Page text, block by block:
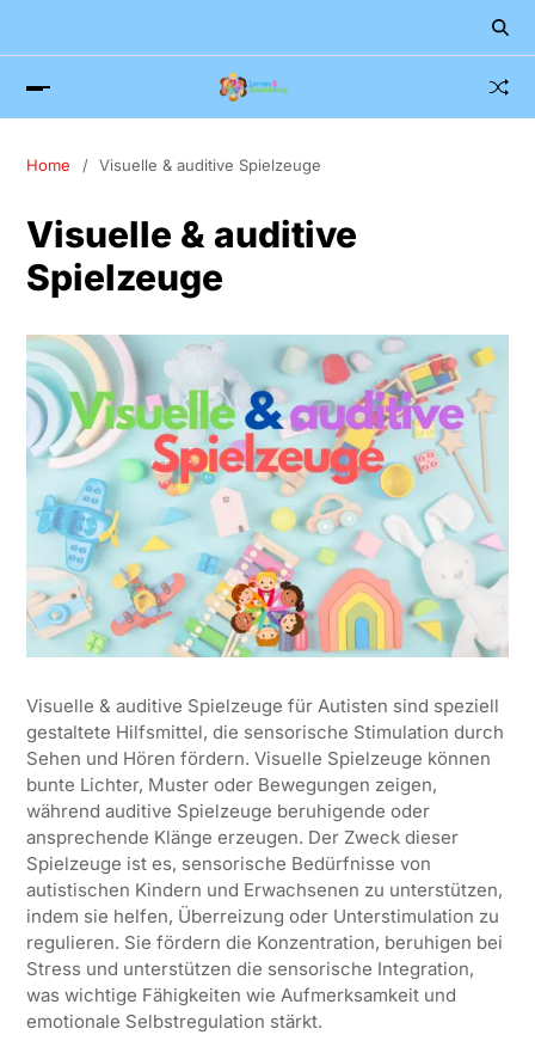
Home Visuelle & auditive Spielzeuge
Visuelle & auditive
Spielzeuge
Visuelle & auditive Spielzeuge für Autisten sind speziell
gestaltete Hilfsmittel, die sensorische Stimulation durch
Sehen und Hören fördern. Visuelle Spielzeuge können
bunte Lichter, Muster oder Bewegungen zeigen,
während auditive Spielzeuge beruhigende oder
ansprechende Klänge erzeugen. Der Zweck dieser
Spielzeuge ist es, sensorische Bedürfnisse von
autistischen Kindern und Erwachsenen zu unterstützen,
indem sie helfen, Überreizung oder Unterstimulation zu
regulieren. Sie fördern die Konzentration, beruhigen bei
Stress und unterstützen die sensorische Integration,
was wichtige Fähigkeiten wie Aufmerksamkeit und
emotionale Selbstregulation stärkt.